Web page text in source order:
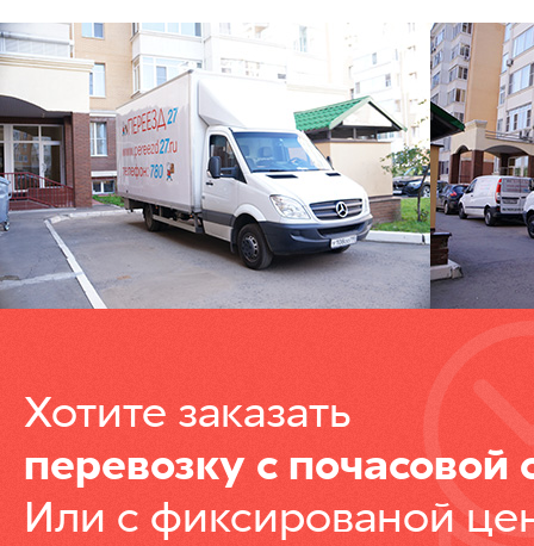
Хотите заказать
перевозку с почасовой
Или с фиксированой